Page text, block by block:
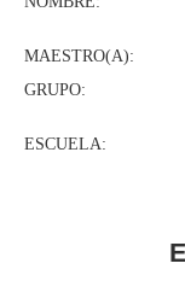
GRUPO:
ESCUELA: